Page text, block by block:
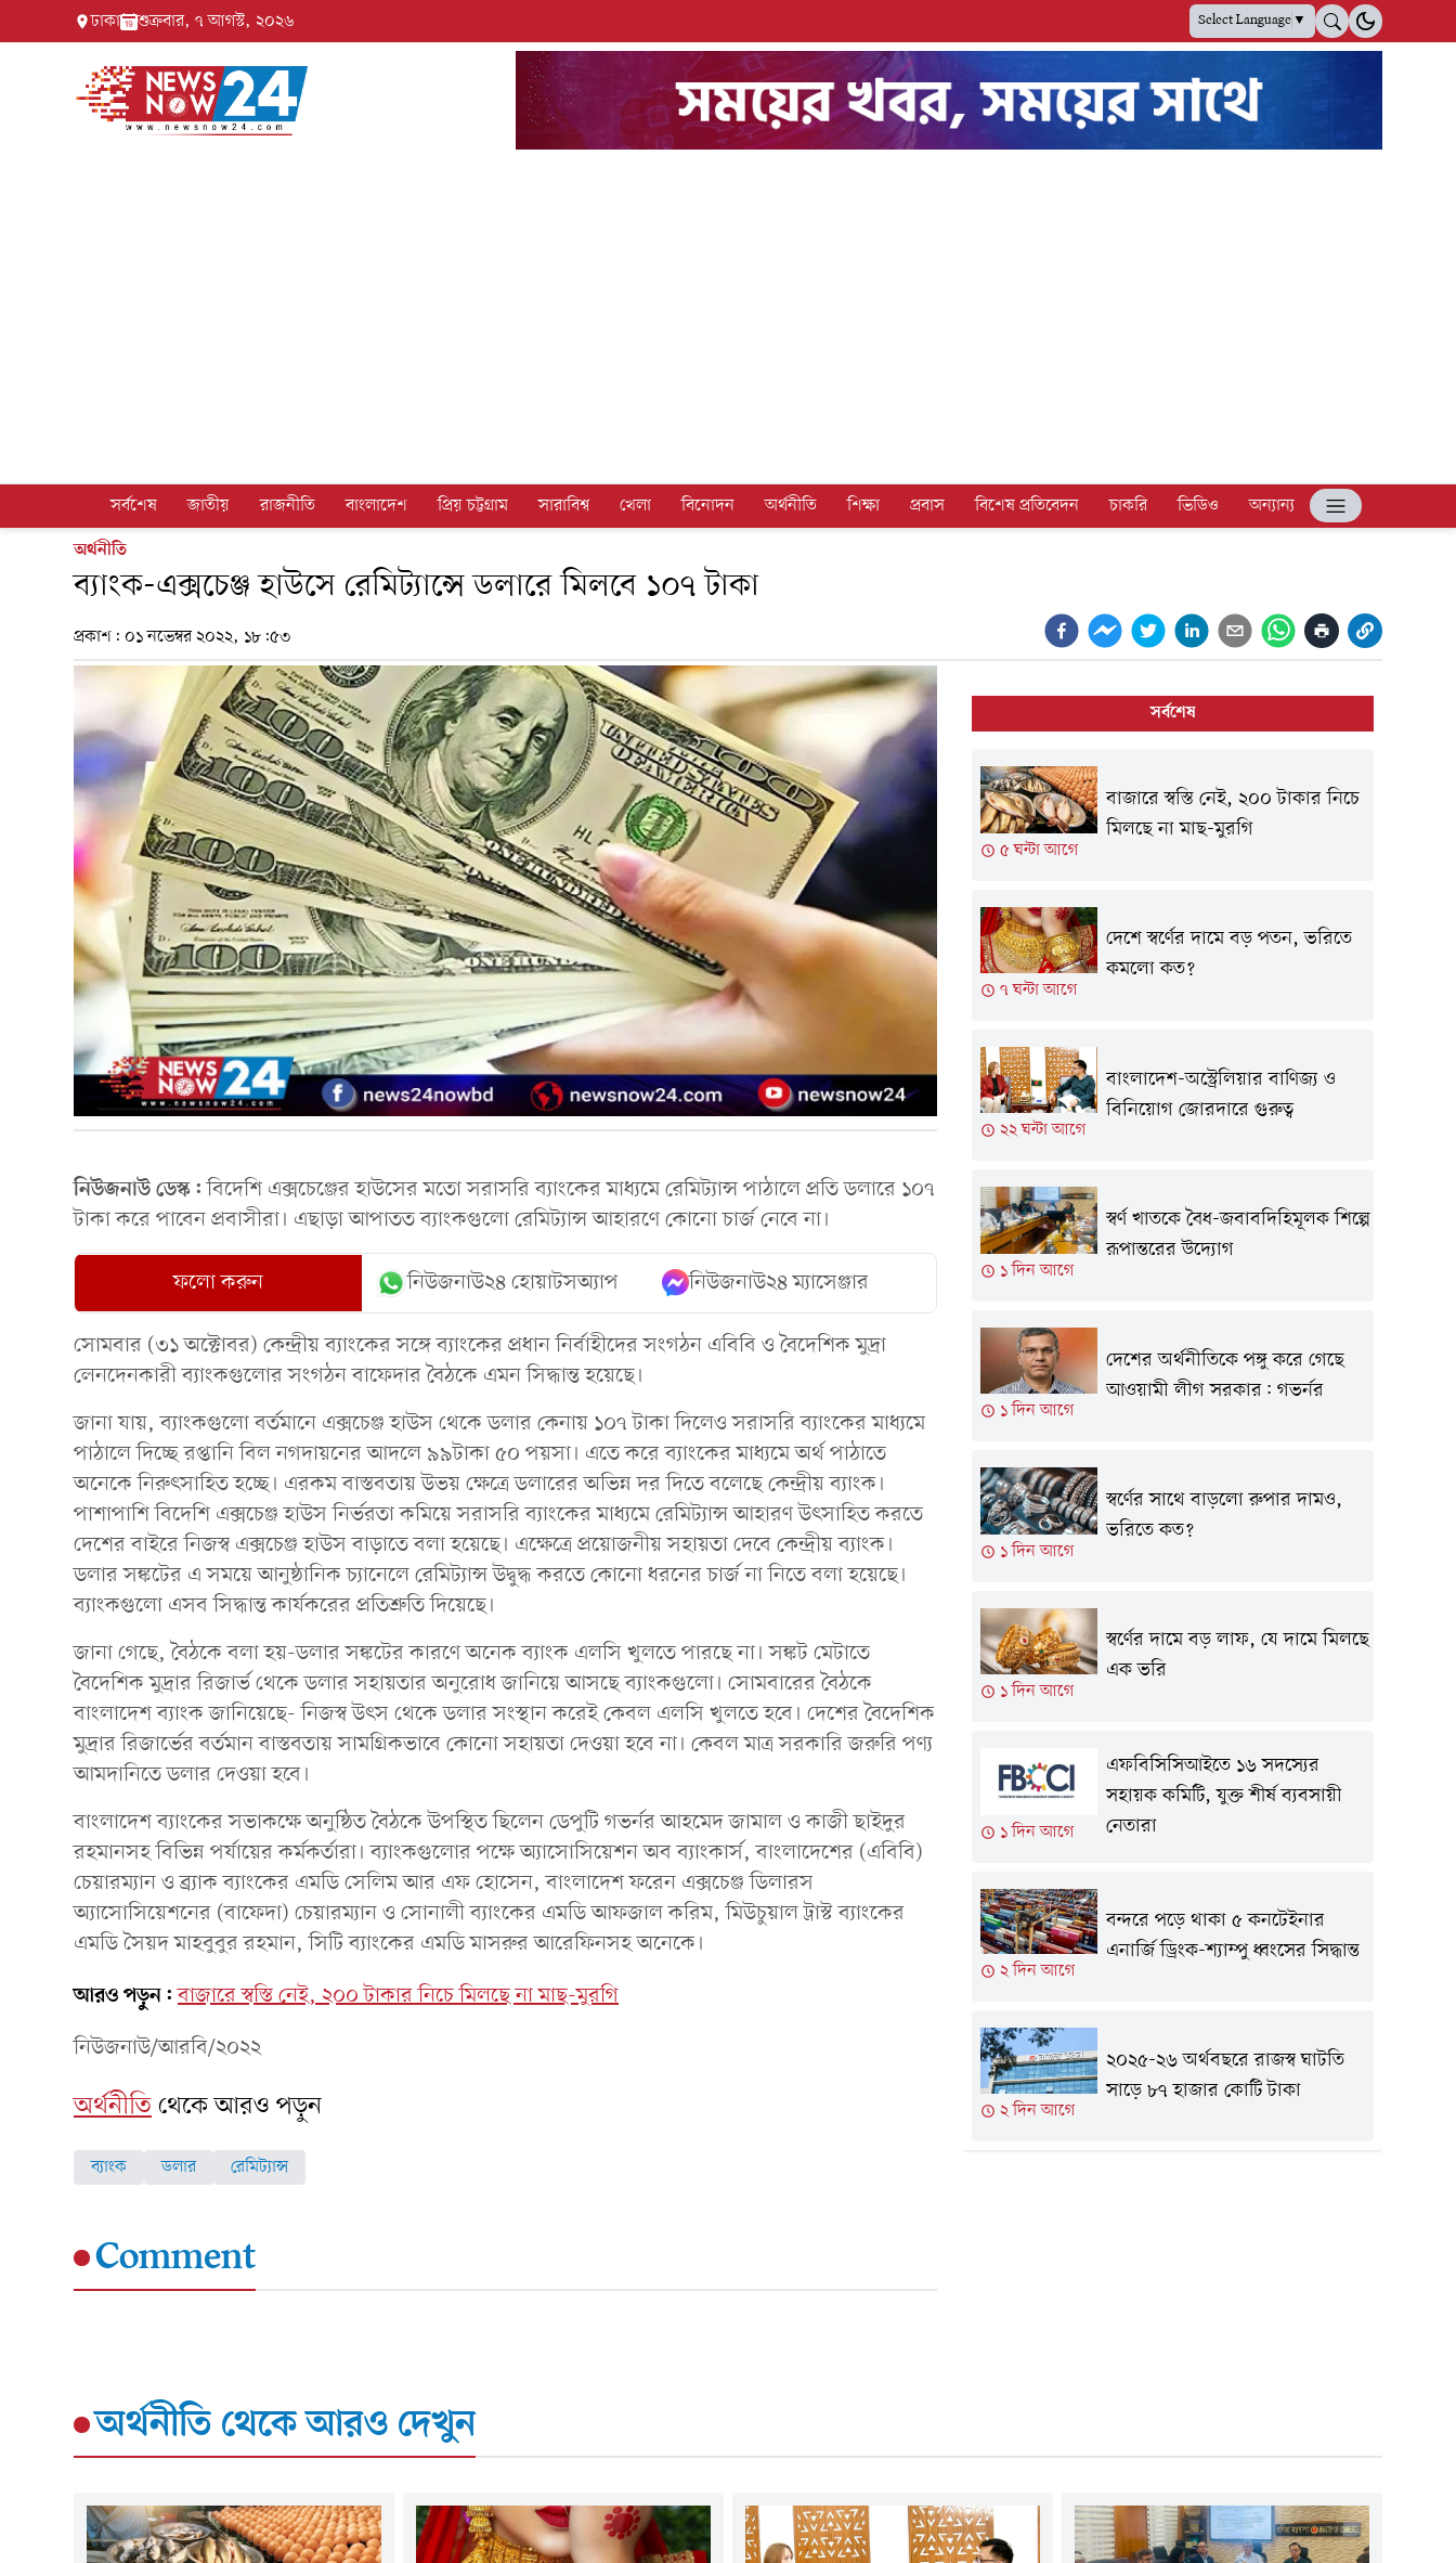
ঢাকা শুক্রবার, ৭ আগস্ট, ২০২৬ Select Language▼
সর্বশেষ জাতীয় রাজনীতি বাংলাদেশ প্রিয় চট্টগ্রাম সারাবিশ্ব খেলা বিনোদন অর্থনীতি শিক্ষা প্রবাস বিশেষ প্রতিবেদন চাকরি ভিডিও
অন্যান্য
অর্থনীতি
ব্যাংক-এক্সচেঞ্জ হাউসে রেমিট্যান্সে ডলারে মিলবে ১০৭ টাকা
প্রকাশ: ০১ নভেম্বর ২০২২, ১৮:৫৩
নিউজনাউ ডেস্ক:বিদেশি এক্সচেঞ্জের হাউসের মতো সরাসরি ব্যাংকের মাধ্যমে রেমিট্যান্স পাঠালে প্রতি ডলারে ১০৭
টাকা করে পাবেন প্রবাসীরা। এছাড়া আপাতত ব্যাংকগুলো রেমিট্যান্স আহারণে কোনো চার্জ নেবে না।
ফলো করুন নিউজনাউ২৪ হোয়াটসঅ্যাপ নিউজনাউ২৪ ম্যাসেঞ্জার
সোমবার (৩১ অক্টোবর) কেন্দ্রীয় ব্যাংকের সঙ্গে ব্যাংকের প্রধান নির্বাহীদের সংগঠন এবিবি ও বৈদেশিক মুদ্রা
লেনদেনকারী ব্যাংকগুলোর সংগঠন বাফেদার বৈঠকে এমন সিদ্ধান্ত হয়েছে।
জানা যায়, ব্যাংকগুলো বর্তমানে এক্সচেঞ্জ হাউস থেকে ডলার কেনায় ১০৭ টাকা দিলেও সরাসরি ব্যাংকের মাধ্যমে
পাঠালে দিচ্ছে রপ্তানি বিল নগদায়নের আদলে ৯৯টাকা ৫০ পয়সা। এতে করে ব্যাংকের মাধ্যমে অর্থ পাঠাতে
অনেকে নিরুৎসাহিত হচ্ছে। এরকম বাস্তবতায় উভয় ক্ষেত্রে ডলারের অভিন্ন দর দিতে বলেছে কেন্দ্রীয় ব্যাংক।
পাশাপাশি বিদেশি এক্সচেঞ্জ হাউস নির্ভরতা কমিয়ে সরাসরি ব্যাংকের মাধ্যমে রেমিট্যান্স আহারণ উৎসাহিত করতে
দেশের বাইরে নিজস্ব এক্সচেঞ্জ হাউস বাড়াতে বলা হয়েছে। এক্ষেত্রে প্রয়োজনীয় সহায়তা দেবে কেন্দ্রীয় ব্যাংক।
ডলার সঙ্কটের এ সময়ে আনুষ্ঠানিক চ্যানেলে রেমিট্যান্স উদ্বুদ্ধ করতে কোনো ধরনের চার্জ না নিতে বলা হয়েছে।
ব্যাংকগুলো এসব সিদ্ধান্ত কার্যকরের প্রতিশ্রুতি দিয়েছে।
জানা গেছে, বৈঠকে বলা হয়-ডলার সঙ্কটের কারণে অনেক ব্যাংক এলসি খুলতে পারছে না। সঙ্কট মেটাতে
বৈদেশিক মুদ্রার রিজার্ভ থেকে ডলার সহায়তার অনুরোধ জানিয়ে আসছে ব্যাংকগুলো। সোমবারের বৈঠকে
বাংলাদেশ ব্যাংক জানিয়েছে- নিজস্ব উৎস থেকে ডলার সংস্থান করেই কেবল এলসি খুলতে হবে। দেশের বৈদেশিক
মুদ্রার রিজার্ভের বর্তমান বাস্তবতায় সামগ্রিকভাবে কোনো সহায়তা দেওয়া হবে না। কেবল মাত্র সরকারি জরুরি পণ্য
আমদানিতে ডলার দেওয়া হবে।
বাংলাদেশ ব্যাংকের সভাকক্ষে অনুষ্ঠিত বৈঠকে উপস্থিত ছিলেন ডেপুটি গভর্নর আহমেদ জামাল ও কাজী ছাইদুর
রহমানসহ বিভিন্ন পর্যায়ের কর্মকর্তারা। ব্যাংকগুলোর পক্ষে অ্যাসোসিয়েশন অব ব্যাংকার্স, বাংলাদেশের (এবিবি)
চেয়ারম্যান ও ব্র্যাক ব্যাংকের এমডি সেলিম আর এফ হোসেন, বাংলাদেশ ফরেন এক্সচেঞ্জ ডিলারস
অ্যাসোসিয়েশনের (বাফেদা) চেয়ারম্যান ও সোনালী ব্যাংকের এমডি আফজাল করিম, মিউচুয়াল ট্রাস্ট ব্যাংকের
এমডি সৈয়দ মাহবুবুর রহমান, সিটি ব্যাংকের এমডি মাসরুর আরেফিনসহ অনেকে।
আরও পড়ুন: বাজারে স্বস্তি নেই, ২০০ টাকার নিচে মিলছে না মাছ-মুরগি
নিউজনাউ/আরবি/২০২২
অর্থনীতিথেকে আরও পড়ুন
ব্যাংক ডলার রেমিট্যান্স
Comment
সর্বশেষ
৫ ঘন্টা আগে
বাজারে স্বস্তি নেই, ২০০ টাকার নিচে
মিলছে না মাছ-মুরগি
৭ ঘন্টা আগে
দেশে স্বর্ণের দামে বড় পতন, ভরিতে
কমলো কত?
২২ ঘন্টা আগে
বাংলাদেশ-অস্ট্রেলিয়ার বাণিজ্য ও
বিনিয়োগ জোরদারে গুরুত্ব
১ দিন আগে
স্বর্ণ খাতকে বৈধ-জবাবদিহিমূলক শিল্পে
রূপান্তরের উদ্যোগ
১ দিন আগে
দেশের অর্থনীতিকে পঙ্গু করে গেছে
আওয়ামী লীগ সরকার: গভর্নর
১ দিন আগে
স্বর্ণের সাথে বাড়লো রুপার দামও,
ভরিতে কত?
১ দিন আগে
স্বর্ণের দামে বড় লাফ, যে দামে মিলছে
এক ভরি
১ দিন আগে
এফবিসিসিআইতে ১৬ সদস্যের
সহায়ক কমিটি, যুক্ত শীর্ষ ব্যবসায়ী
নেতারা
২ দিন আগে
বন্দরে পড়ে থাকা ৫ কনটেইনার
এনার্জি ড্রিংক-শ্যাম্পু ধ্বংসের সিদ্ধান্ত
২ দিন আগে
২০২৫-২৬ অর্থবছরে রাজস্ব ঘাটতি
সাড়ে ৮৭ হাজার কোটি টাকা
অর্থনীতি থেকে আরও দেখুন